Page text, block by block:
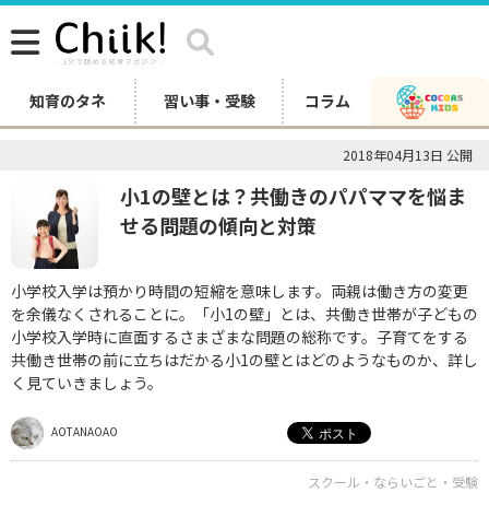
知育のタネ 習い事・受験 コラム
2018年04月13日 公開
小1の壁とは？共働きのパパママを悩ま
せる問題の傾向と対策
小学校入学は預かり時間の短縮を意味します。両親は働き方の変更
を余儀なくされることに。「小1の壁」とは、共働き世帯が子どもの
小学校入学時に直面するさまざまな問題の総称です。子育てをする
共働き世帯の前に立ちはだかる小1の壁とはどのようなものか、詳し
く見ていきましょう。
AOTANAOAO
スクール・ならいごと・受験